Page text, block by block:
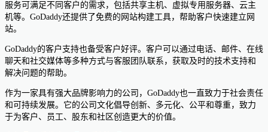
服务可满足不同客户的需求，包括共享主机、虚拟专用服务器、云主
机等。GoDaddy还提供了免费的网站构建工具，帮助客户快速建立网
站。
GoDaddy的客户支持也备受客户好评。客户可以通过电话、邮件、在线
聊天和社交媒体等多种方式与客服团队联系，获取及时的技术支持和
解决问题的帮助。
作为一家具有强大品牌影响力的公司，GoDaddy也一直致力于社会责任
和可持续发展。它的公司文化倡导创新、多元化、公平和尊重，致力
于为客户、员工、股东和社区创造更大的价值。